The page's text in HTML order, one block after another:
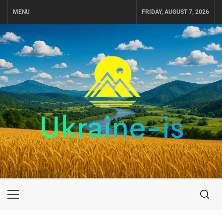
MENU FRIDAY, AUGUST 7, 2026
UKRAINE-IS
ПУТЕШЕСТВИЕ ПО УКРАИНЕ
Primary